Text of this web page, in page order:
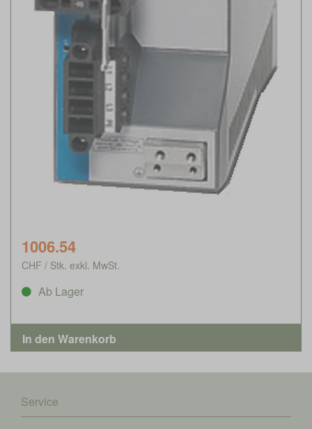
1006.54
CHF / Stk. exkl. MwSt.
Ab Lager
Service